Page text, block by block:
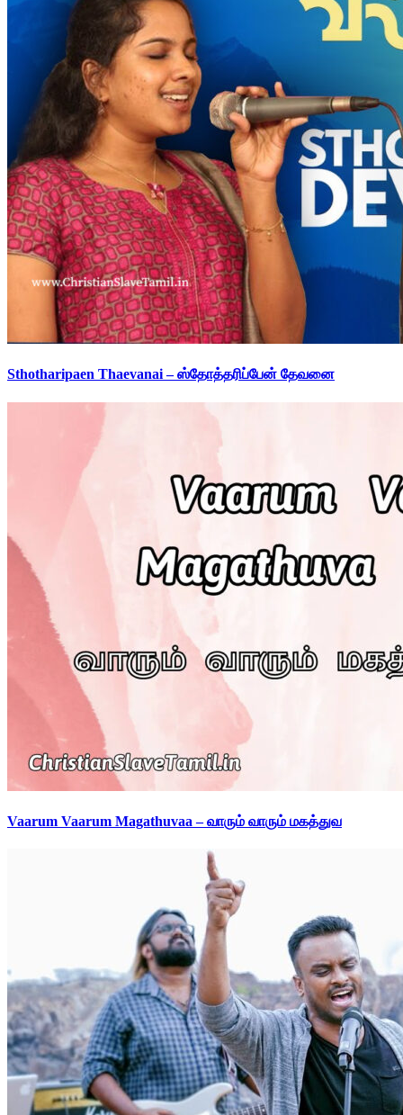
Sthotharipaen Thaevanai – ஸ்தோத்தரிப்பேன் தேவனை
Vaarum Vaarum Magathuvaa – வாரும் வாரும் மகத்துவ